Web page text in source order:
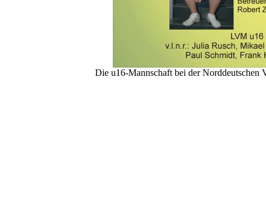
Die u16-Mannschaft bei der Norddeutschen